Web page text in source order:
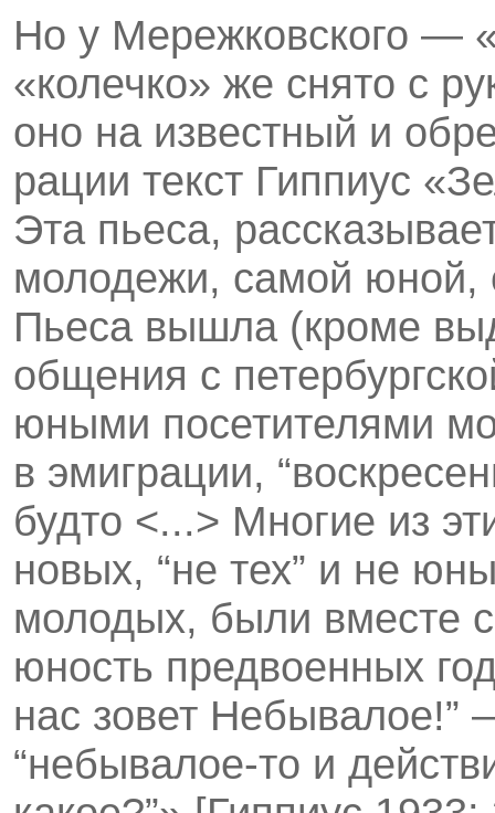
Но у Мережковского —
«колечко» же снято с
оно на известный и
рации текст Гиппиус
Эта пьеса,
молодежи, самой юной,
Пьеса вышла (кроме
общения с
юными посетителями
в эмиграции,
будто <...> Многие из
новых, “не тех” и не
молодых, были вместе
юность предвоенных
нас зовет Небывалое!”
“небывалое-то и